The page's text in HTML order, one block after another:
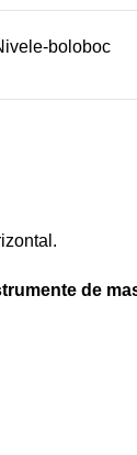
boloboc
de